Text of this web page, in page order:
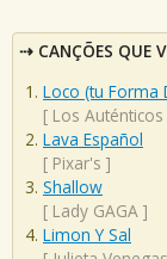
CANÇÕES QUE
Loco (tu Forma
[ Los
Lava Español
[ Pixar's ]
Shallow
[ Lady GAGA ]
Limon Y Sal